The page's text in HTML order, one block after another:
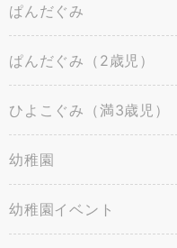
ぱんだぐみ
ぱんだぐみ（2歳児）
ひよこぐみ（満3歳児）
幼稚園
幼稚園イベント